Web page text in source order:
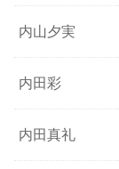
内山夕実
内田彩
内田真礼